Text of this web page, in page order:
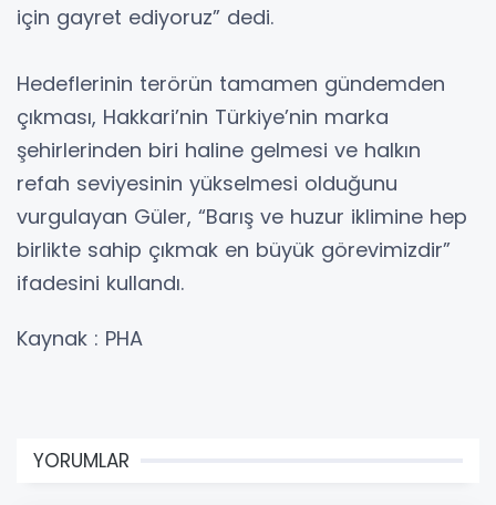
için gayret ediyoruz” dedi.
Hedeflerinin terörün tamamen gündemden
çıkması, Hakkari’nin Türkiye’nin marka
şehirlerinden biri haline gelmesi ve halkın
refah seviyesinin yükselmesi olduğunu
vurgulayan Güler, “Barış ve huzur iklimine hep
birlikte sahip çıkmak en büyük görevimizdir”
ifadesini kullandı.
Kaynak : PHA
YORUMLAR